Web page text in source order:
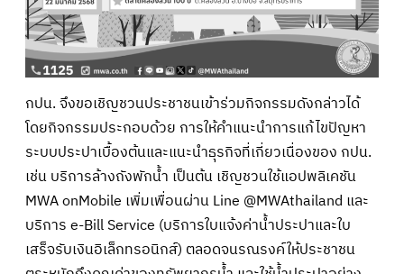
กปน. จึงขอเชิญชวนประชาชนเข้าร่วมกิจกรรมดังกล่าวได้
โดยกิจกรรมประกอบด้วย การให้คำแนะนำการแก้ไขปัญหา
ระบบประปาเบื้องต้นและแนะนำธุรกิจที่เกี่ยวเนื่องของ กปน.
เช่น บริการล้างถังพักน้ำ เป็นต้น เชิญชวนใช้แอปพลิเคชัน
MWA onMobile เพิ่มเพื่อนผ่าน Line @MWAthailand และ
บริการ e-Bill Service (บริการใบแจ้งค่าน้ำประปาและใบ
เสร็จรับเงินอิเล็กทรอนิกส์) ตลอดจนรณรงค์ให้ประชาชน